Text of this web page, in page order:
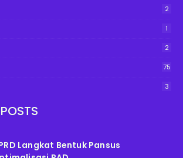
2
1
2
75
3
Langkat Bentuk Pansus